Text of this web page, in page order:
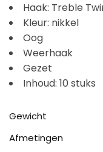
Haak: Treble
Kleur: nikkel
Oog
Weerhaak
Gezet
Inhoud: 10 stuks
Gewicht
Afmetingen